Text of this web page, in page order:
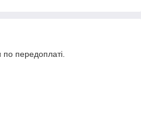
по передоплаті.